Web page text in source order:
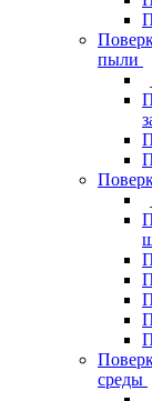
пыли
среды